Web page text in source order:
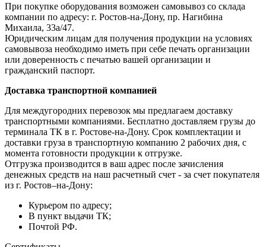
При покупке оборудования возможен самовывоз со склада
компании по адресу: г. Ростов-на-Дону, пр. Нагибина
Михаила, 33а/47.
Юридическим лицам для получения продукции на условиях
самовывоза необходимо иметь при себе печать организации
или доверенность с печатью вашей организации и
гражданский паспорт.
Доставка транспортной компанией
Для междугородних перевозок мы предлагаем доставку
транспортными компаниями. Бесплатно доставляем грузы до
терминала ТК в г. Ростове-на-Дону. Срок комплектации и
доставки груза в транспортную компанию 2 рабочих дня, с
момента готовности продукции к отгрузке.
Отгрузка производится в ваш адрес после зачисления
денежных средств на наш расчетный счет - за счет покупателя
из г. Ростов–на-Дону:
Курьером по адресу;
В пункт выдачи ТК;
Почтой РФ.